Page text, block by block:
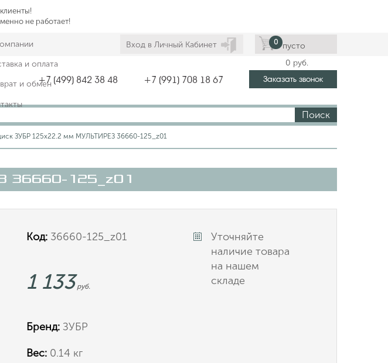
не работает!
и оплата
и обмен
Вход в Личный Кабинет пусто
0
0 руб.
+7 (499) 842 38 48 +7 (991) 708 18 67 Заказать звонок
Поиск
ЗУБР 125х22.2 мм МУЛЬТИРЕЗ 36660-125_z01
36660-125_z01
Код: 36660-125_z01
1 133 руб.
Бренд: ЗУБР
Вес: 0.14 кг
Уточняйте
наличие товара
на нашем
складе